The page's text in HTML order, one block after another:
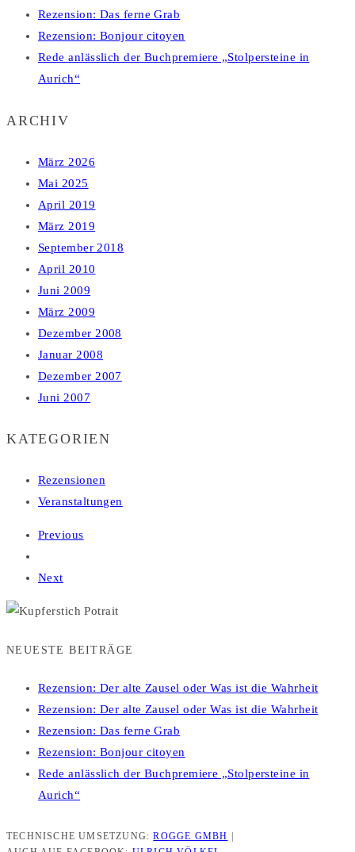
Rezension: Das ferne Grab
Rezension: Bonjour citoyen
Rede anlässlich der Buchpremiere „Stolpersteine in
Aurich“
ARCHIV
März 2026
Mai 2025
April 2019
März 2019
September 2018
April 2010
Juni 2009
März 2009
Dezember 2008
Januar 2008
Dezember 2007
Juni 2007
KATEGORIEN
Rezensionen
Veranstaltungen
Previous
Next
NEUESTE BEITRÄGE
Rezension: Der alte Zausel oder Was ist die Wahrheit
Rezension: Der alte Zausel oder Was ist die Wahrheit
Rezension: Das ferne Grab
Rezension: Bonjour citoyen
Rede anlässlich der Buchpremiere „Stolpersteine in
Aurich“
TECHNISCHE UMSETZUNG:ROGGE GMBH